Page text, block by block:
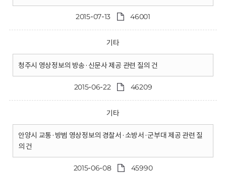
2015-07-13 46001
기타
청주시 영상정보의 방송·신문사 제공 관련 질의 건
2015-06-22 46209
기타
안양시 교통·방범 영상정보의 경찰서·소방서·군부대 제공 관련 질
의 건
2015-06-08 45990